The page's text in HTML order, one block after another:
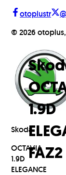
otoplustr
© 2026 otoplus,
Skoda
OCTAVIA
1.9D
ELEGANCE
1.9D
FAZ2